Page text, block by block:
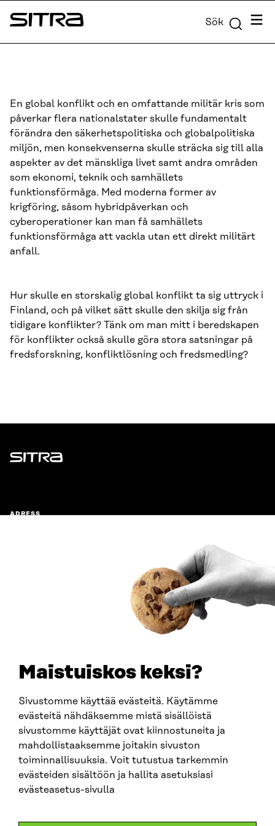
Maistuiskos keksi?
Sivustomme käyttää evästeitä. Käytämme
evästeitä nähdäksemme mistä sisällöistä
sivustomme käyttäjät ovat kiinnostuneita ja
mahdollistaaksemme joitakin sivuston
toiminnallisuuksia. Voit tutustua tarkemmin
evästeiden sisältöön ja hallita asetuksiasi
evästeasetus-sivulla
Skip to
content
Sitra Sök Meny
En global konflikt och en omfattande militär kris som
påverkar flera nationalstater skulle fundamentalt
förändra den säkerhetspolitiska och globalpolitiska
miljön, men konsekvenserna skulle sträcka sig till alla
aspekter av det mänskliga livet samt andra områden
som ekonomi, teknik och samhällets
funktionsförmåga. Med moderna former av
krigföring, såsom hybridpåverkan och
cyberoperationer kan man få samhällets
funktionsförmåga att vackla utan ett direkt militärt
anfall.
Hur skulle en storskalig global konflikt ta sig uttryck i
Finland, och på vilket sätt skulle den skilja sig från
tidigare konflikter? Tänk om man mitt i beredskapen
för konflikter också skulle göra stora satsningar på
fredsforskning, konfliktlösning och fredsmedling?
Sitra
ADRESS
fornamn.efternamn@sitra.fi
SITRA PÅ SOCIALA MEDIER
LinkedIn
Instagram
YouTube